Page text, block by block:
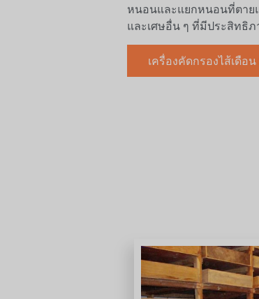
หนอนและแยกหนอนที่ตาย
และเศษอื่น ๆ ที่มีประสิทธิภ
เครื่องคัดกรองไส้เดือ